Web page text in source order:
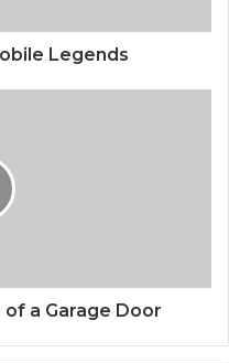
Legends
a Garage Door